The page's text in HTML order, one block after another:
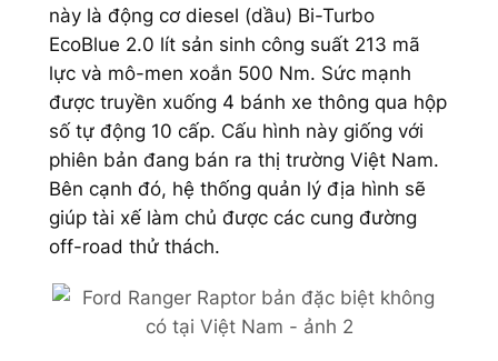
này là động cơ diesel (dầu) Bi-Turbo
EcoBlue 2.0 lít sản sinh công suất 213 mã
lực và mô-men xoắn 500 Nm. Sức mạnh
được truyền xuống 4 bánh xe thông qua hộp
số tự động 10 cấp. Cấu hình này giống với
phiên bản đang bán ra thị trường Việt Nam.
Bên cạnh đó, hệ thống quản lý địa hình sẽ
giúp tài xế làm chủ được các cung đường
off-road thử thách.